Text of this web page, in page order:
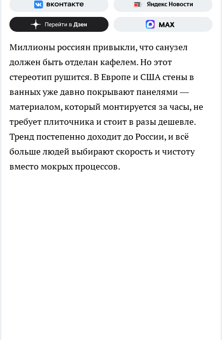
Миллионы россиян привыкли, что санузел
должен быть отделан кафелем. Но этот
стереотип рушится. В Европе и США стены в
ванных уже давно покрывают панелями —
материалом, который монтируется за часы, не
требует плиточника и стоит в разы дешевле.
Тренд постепенно доходит до России, и всё
больше людей выбирают скорость и чистоту
вместо мокрых процессов.